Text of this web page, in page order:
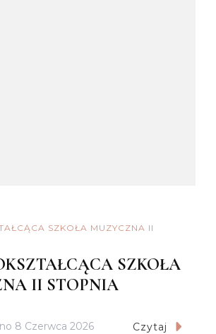
SZKOŁA MUZYCZNA II
SZKOŁA
II STOPNIA
8 Czerwca 2026 Czytaj